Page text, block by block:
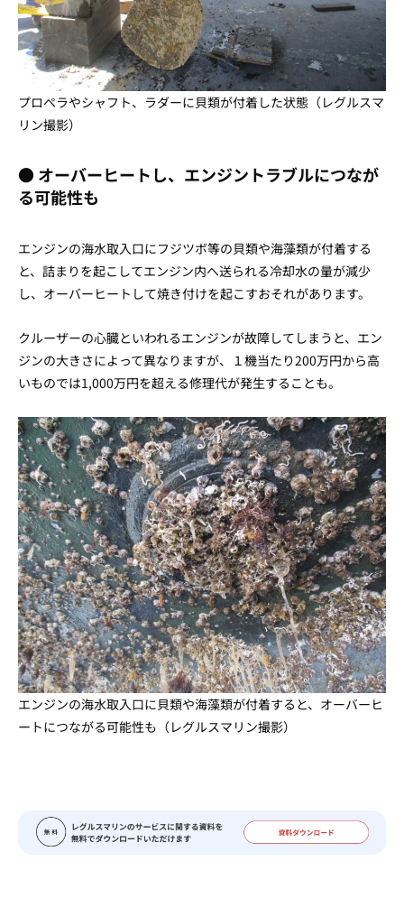
プロペラやシャフト、ラダーに貝類が付着した状態（レグルスマ
リン撮影）
● オーバーヒートし、エンジントラブルにつなが
る可能性も
エンジンの海水取入口にフジツボ等の貝類や海藻類が付着する
と、詰まりを起こしてエンジン内へ送られる冷却水の量が減少
し、オーバーヒートして焼き付けを起こすおそれがあります。
クルーザーの心臓といわれるエンジンが故障してしまうと、エン
ジンの大きさによって異なりますが、１機当たり200万円から高
いものでは1,000万円を超える修理代が発生することも。
エンジンの海水取入口に貝類や海藻類が付着すると、オーバーヒ
ートにつながる可能性も（レグルスマリン撮影）